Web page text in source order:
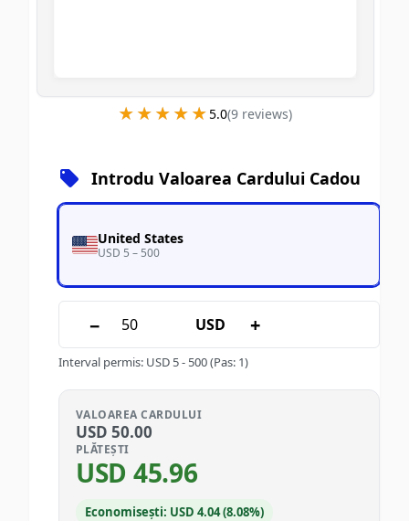
★★★★★
★★★★★5.0(9reviews)
Introdu Valoarea Cardului Cadou
United States
USD 5 – 500
− USD +
Interval permis: USD 5- 500(Pas: 1)
VALOAREA CARDULUI
USD 50.00
PLĂTEȘTI
USD 45.96
Economisești: USD 4.04 (8.08%)